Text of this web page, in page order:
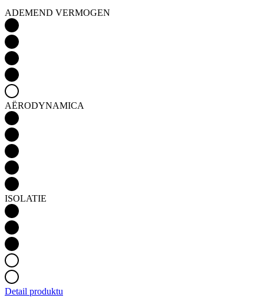
ADEMEND VERMOGEN
AËRODYNAMICA
ISOLATIE
Detail produktu